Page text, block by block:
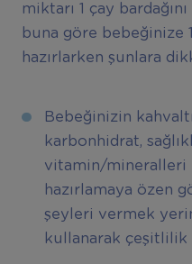
miktarı 1 çay
buna göre bebeğinize
hazırlarken şunlara
Bebeğinizin
karbonhidrat,
vitamin/mineralleri
hazırlamaya özen
şeyleri vermek
kullanarak çeşitlilik